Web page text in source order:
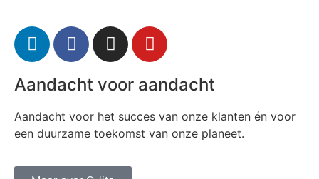
Aandacht voor aandacht
Aandacht voor het succes van onze klanten én voor
een duurzame toekomst van onze planeet.